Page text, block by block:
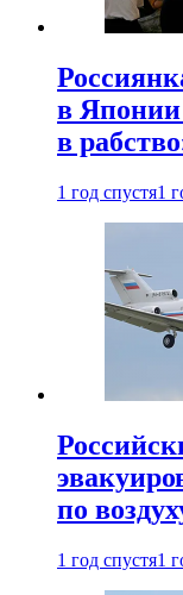
в Японии
в
1 год спустя1
по
1 год спустя1